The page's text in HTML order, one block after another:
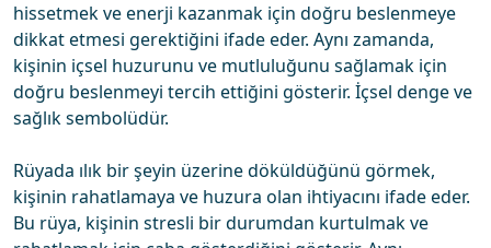
hissetmek ve enerji kazanmak için doğru beslenmeye
dikkat etmesi gerektiğini ifade eder. Aynı zamanda,
kişinin içsel huzurunu ve mutluluğunu sağlamak için
doğru beslenmeyi tercih ettiğini gösterir. İçsel denge ve
sağlık sembolüdür.
Rüyada ılık bir şeyin üzerine döküldüğünü görmek,
kişinin rahatlamaya ve huzura olan ihtiyacını ifade eder.
Bu rüya, kişinin stresli bir durumdan kurtulmak ve